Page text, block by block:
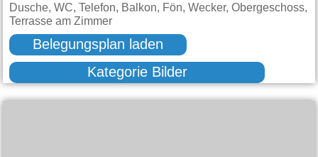
Dusche, WC, Telefon, Balkon, Fön, Wecker, Obergeschoss,
Terrasse am Zimmer
Belegungsplan laden
Kategorie Bilder